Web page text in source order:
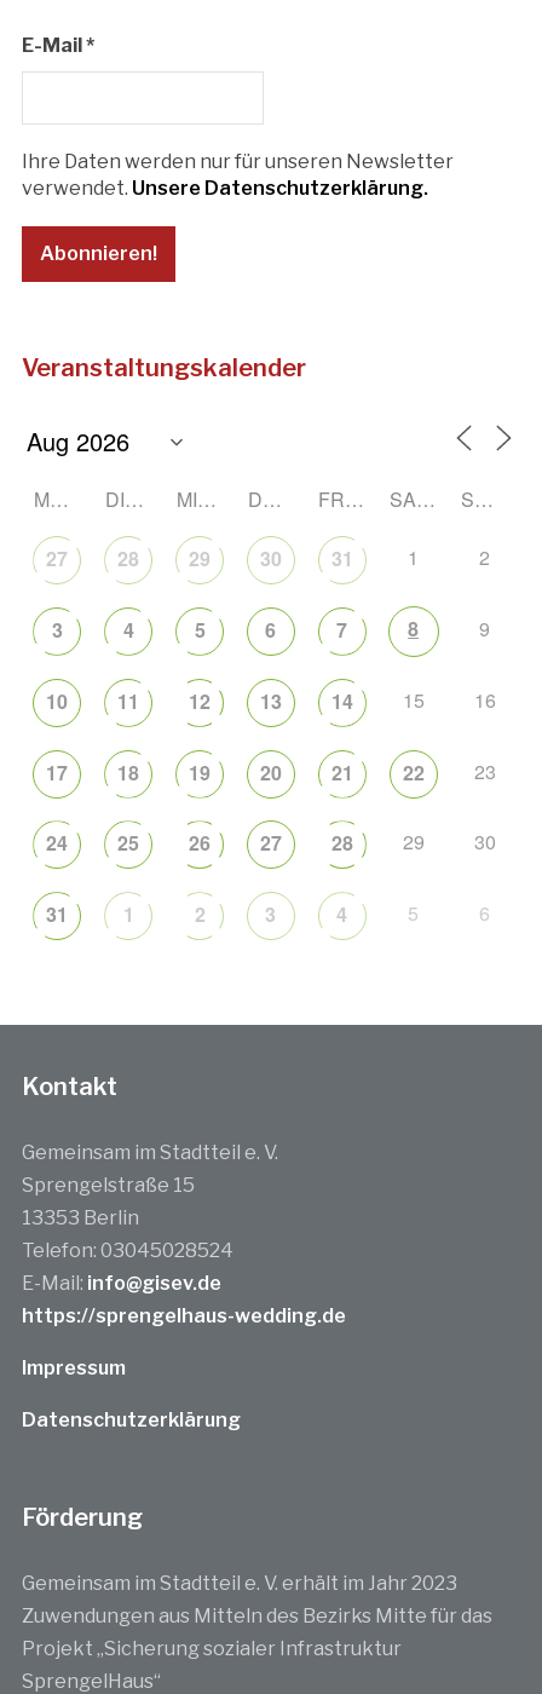
E-Mail *
Ihre Daten werden nur für unseren Newsletter
verwendet. Unsere Datenschutzerklärung.
Veranstaltungskalender
MONTAG DIENSTAG MITTWOCH DONNERSTAG FREITAG SAMSTAG SONNTAG
27 28 29 30 31 1 2
3 4 5 6 7 8 9
10 11 12 13 14 15 16
17 18 19 20 21 22 23
24 25 26 27 28 29 30
31 1 2 3 4 5 6
Kontakt
Gemeinsam im Stadtteil e. V.
Sprengelstraße 15
13353 Berlin
Telefon: 03045028524
E-Mail: info@gisev.de
https://sprengelhaus-wedding.de
Impressum
Datenschutzerklärung
Förderung
Gemeinsam im Stadtteil e. V. erhält im Jahr 2023
Zuwendungen aus Mitteln des Bezirks Mitte für das
Projekt „Sicherung sozialer Infrastruktur
SprengelHaus“